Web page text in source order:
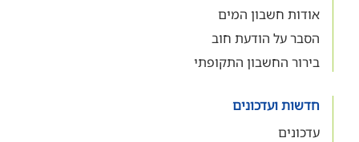
אודות חשבון המים
הסבר על הודעת חוב
בירור החשבון התקופתי
חדשות ועדכונים
עדכונים